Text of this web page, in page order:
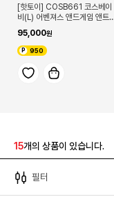
[핫토이] COSB661 코스베이
비(L) 어벤져스 앤드게임 앤트
블 SET
95,000
950
15개의 상품이 있습니다.
필터